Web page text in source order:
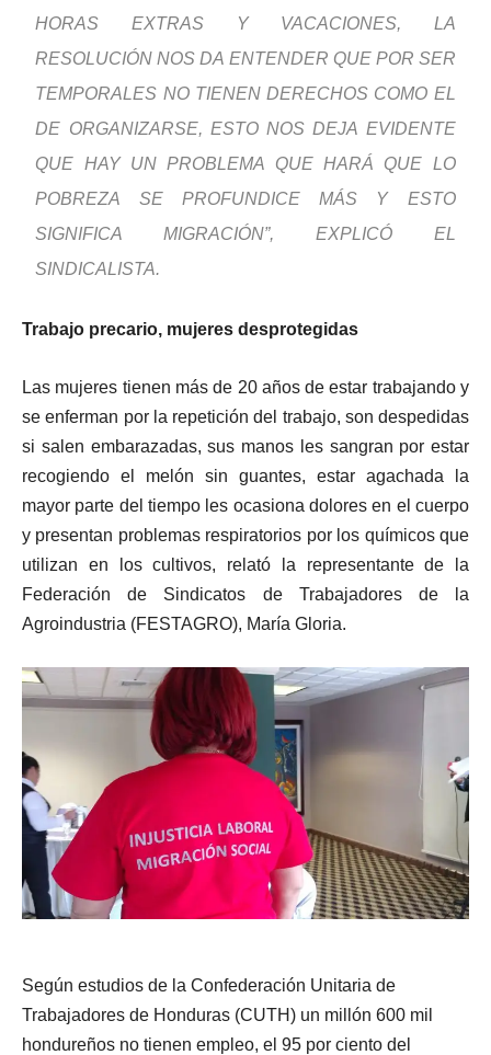
HORAS EXTRAS Y VACACIONES, LA
RESOLUCIÓN NOS DA ENTENDER QUE POR SER
TEMPORALES NO TIENEN DERECHOS COMO EL
DE ORGANIZARSE, ESTO NOS DEJA EVIDENTE
QUE HAY UN PROBLEMA QUE HARÁ QUE LO
POBREZA SE PROFUNDICE MÁS Y ESTO
SIGNIFICA MIGRACIÓN”, EXPLICÓ EL
SINDICALISTA.
Trabajo precario, mujeres desprotegidas
Las mujeres tienen más de 20 años de estar trabajando y
se enferman por la repetición del trabajo, son despedidas
si salen embarazadas, sus manos les sangran por estar
recogiendo el melón sin guantes, estar agachada la
mayor parte del tiempo les ocasiona dolores en el cuerpo
y presentan problemas respiratorios por los químicos que
utilizan en los cultivos, relató la representante de la
Federación de Sindicatos de Trabajadores de la
Agroindustria (FESTAGRO), María Gloria.
Según estudios de la Confederación Unitaria de
Trabajadores de Honduras (CUTH) un millón 600 mil
hondureños no tienen empleo, el 95 por ciento del